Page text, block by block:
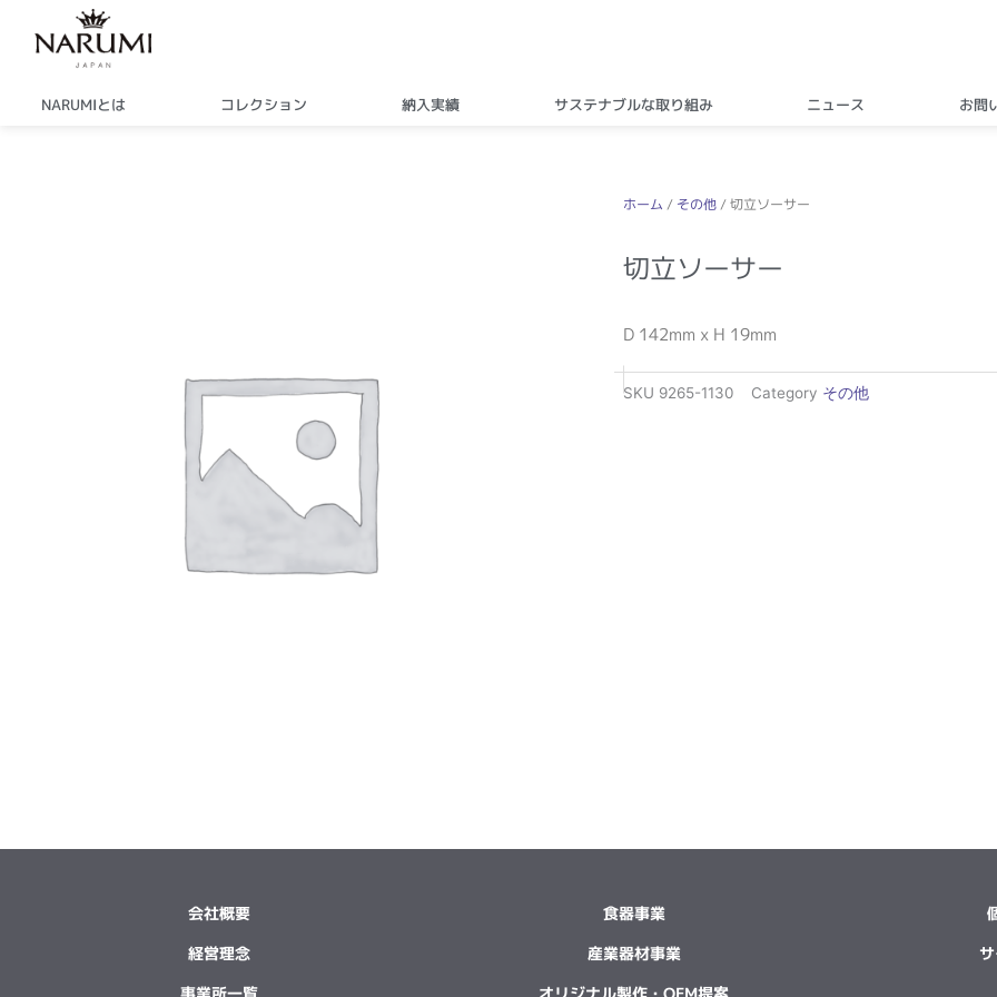
NARUMIとは コレクション 納入実績 サステナブルな取り組み ニュース お問
ホーム / その他 / 切立ソーサー
切立ソーサー
D 142mm x H 19mm
SKU 9265-1130 Category その他
会社概要
経営理念
事業所一覧
食器事業
産業器材事業
オリジナル製作・OEM提案